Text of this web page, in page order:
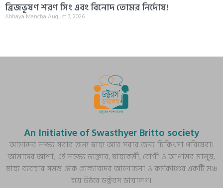
ব্রিজভূষণ শরণ সিং এবং বিনোদ তোমর নির্দোষ!
Abhaya Mancha August 7, 2026
An Initiative of Swasthyer Britto society
আমাদের লক্ষ্য সবার জন্য স্বাস্থ্য আর সবার জন্য চিকিৎসা পরিষেবা।
আমাদের আশা, এই লক্ষ্যে ডাক্তার, স্বাস্থ্যকর্মী, রোগী ও আপামর মানুষ,
স্বাস্থ্য ব্যবস্থার সমস্ত স্টেক হোল্ডারদের আলোচনা ও কর্মকাণ্ডের একটি মঞ্চ
হয়ে উঠবে ডক্টরস ডায়ালগ।